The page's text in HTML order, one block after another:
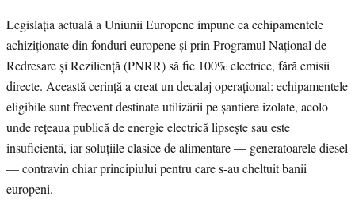
Legislația actuală a Uniunii Europene impune ca echipamentele
achiziționate din fonduri europene și prin Programul Național de
Redresare și Reziliență (PNRR) să fie 100% electrice, fără emisii
directe. Această cerință a creat un decalaj operațional: echipamentele
eligibile sunt frecvent destinate utilizării pe șantiere izolate, acolo
unde rețeaua publică de energie electrică lipsește sau este
insuficientă, iar soluțiile clasice de alimentare — generatoarele diesel
— contravin chiar principiului pentru care s-au cheltuit banii
europeni.